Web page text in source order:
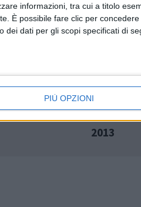
informazioni, tra cui a titolo
È possibile fare clic per
dei dati per gli scopi specificati di
PIÙ OPZIONI
novembre
Offerte
2013